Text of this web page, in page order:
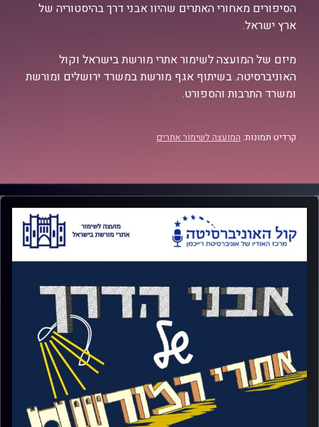
הסיפורים מאחורי האתרים שהיוו אבני דרך בהיסטוריה של
ארץ ישראל.
מיזם של המועצה לשימור אתרי מורשת בישראל וקול
האוניברסיטה. בשיתוף אגף מורשת במשרד ירושלים ומורשת
ומשרד התרבות והספורט.
קרדיט תמונות: המועצה לשימור אתרים